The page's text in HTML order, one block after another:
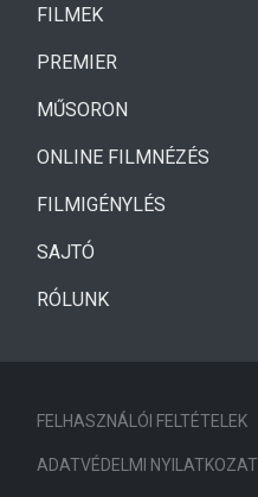
FILMEK(CURRENT)
PREMIER
MŰSORON
ONLINE FILMNÉZÉS
FILMIGÉNYLÉS
SAJTÓ
RÓLUNK
FELHASZNÁLÓI FELTÉTELEK
ADATVÉDELMI NYILATKOZAT